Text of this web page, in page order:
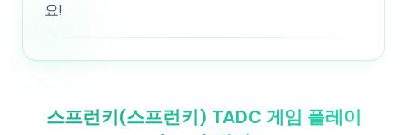
요!
스프런키(스프런키) TADC 게임 플레이